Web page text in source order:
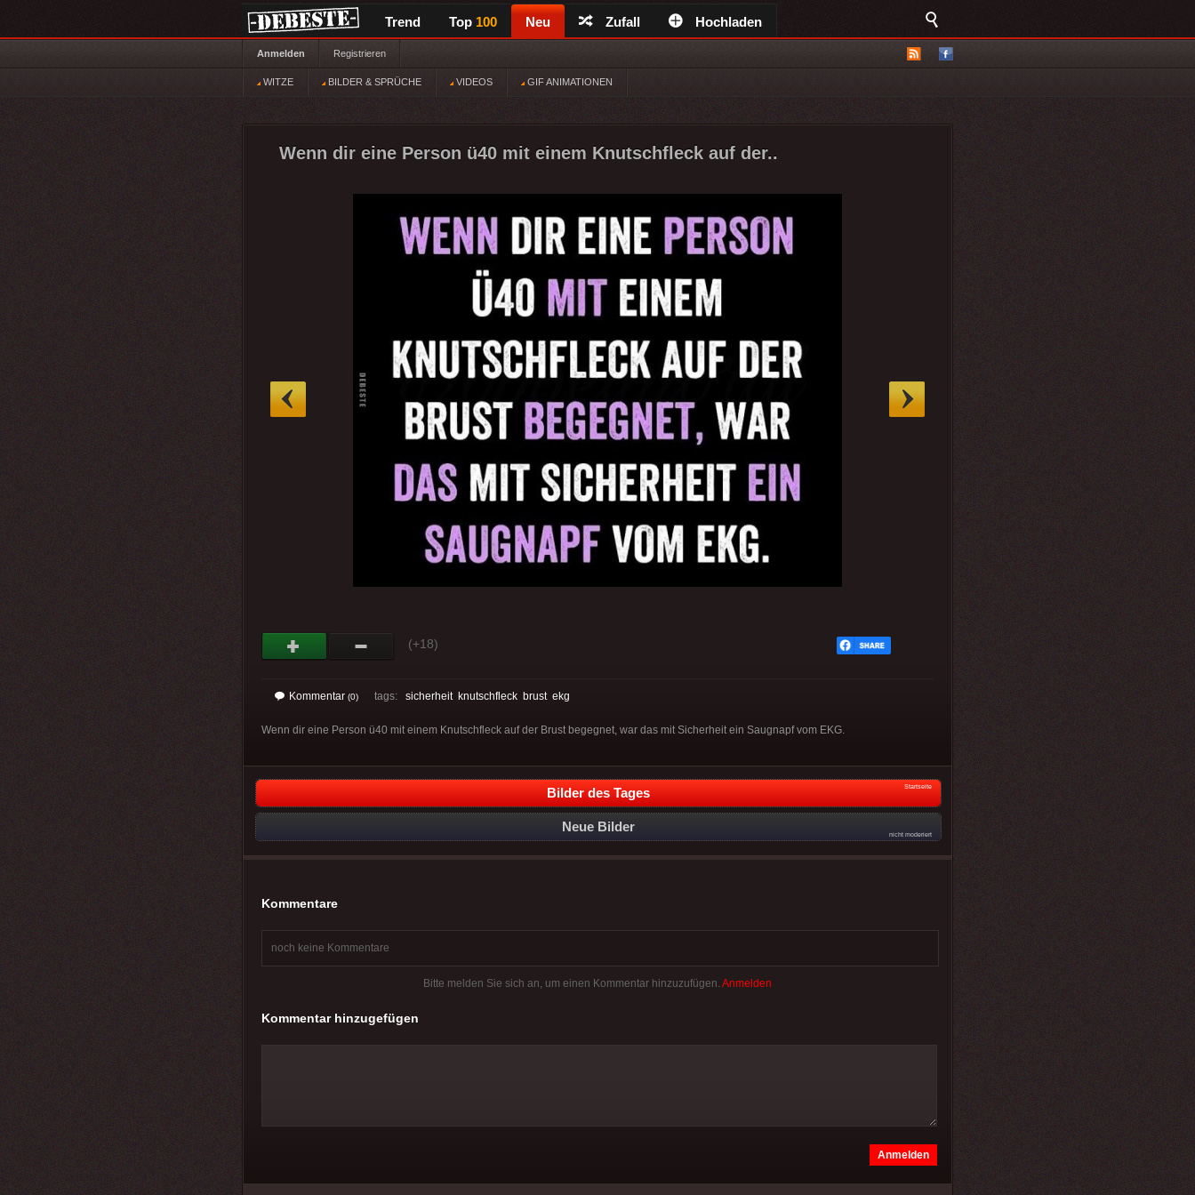
Trend Top 100 Neu Zufall Hochladen
Anmelden Registrieren
WITZE BILDER & SPRÜCHE VIDEOS GIF ANIMATIONEN
Wenn dir eine Person ü40 mit einem Knutschfleck auf der..
(+18)
Kommentar (0) tags: sicherheit knutschfleck brust ekg
Wenn dir eine Person ü40 mit einem Knutschfleck auf der Brust begegnet, war das mit Sicherheit ein Saugnapf vom EKG.
Bilder des Tages Startseite
Neue Bilder
nicht moderiert
Kommentare
noch keine Kommentare
Bitte melden Sie sich an, um einen Kommentar hinzuzufügen. Anmelden
Kommentar hinzugefügen